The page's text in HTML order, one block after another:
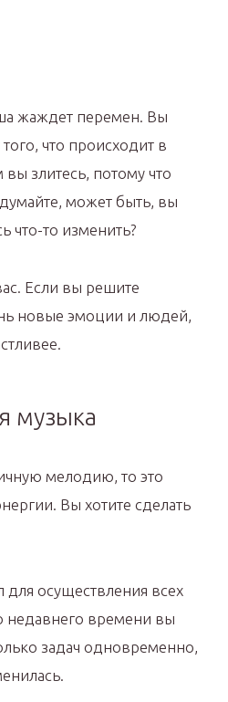
жаждет перемен. Вы
того, что происходит в
злитесь, потому что
может быть, вы
что-то изменить?
Если вы решите
новые эмоции и людей,
музыка
мелодию, то это
Вы хотите сделать
для осуществления всех
недавнего времени вы
задач одновременно,